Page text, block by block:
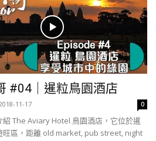
#04｜暹粒鳥園酒店
11-17 0
紹 The Aviary Hotel 鳥園酒店，它位於暹
旺區，距離 old market, pub street, night